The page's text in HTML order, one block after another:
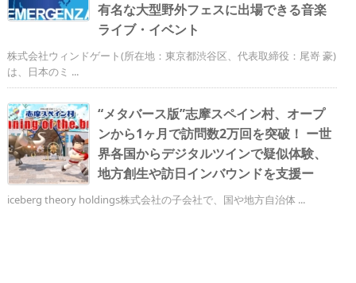
有名な大型野外フェスに出場できる音楽
ライブ・イベント
株式会社ウィンドゲート(所在地：東京都渋谷区、代表取締役：尾嵜 豪)
は、日本のミ ...
“メタバース版”志摩スペイン村、オープ
ンから1ヶ月で訪問数2万回を突破！ ー世
界各国からデジタルツインで疑似体験、
地方創生や訪日インバウンドを支援ー
iceberg theory holdings株式会社の子会社で、国や地方自治体 ...